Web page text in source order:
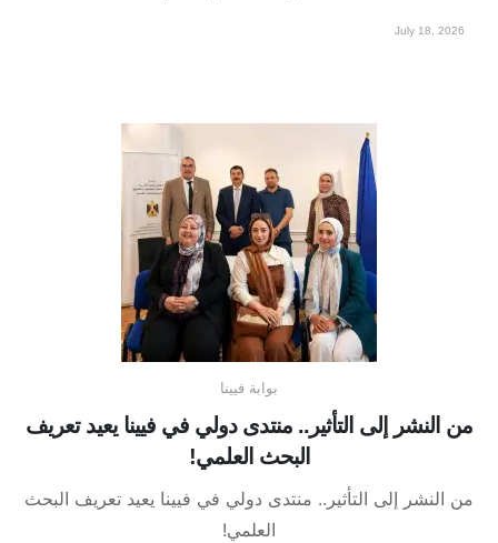
July 18, 2026
بوابة فيينا
من النشر إلى التأثير.. منتدى دولي في فيينا يعيد تعريف
البحث العلمي!
من النشر إلى التأثير.. منتدى دولي في فيينا يعيد تعريف البحث
العلمي!